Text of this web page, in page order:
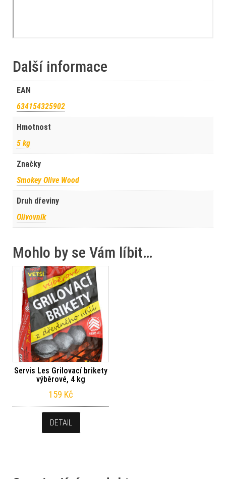
Další informace
EAN
634154325902
Hmotnost
5 kg
Značky
Smokey Olive Wood
Druh dřeviny
Olivovník
Mohlo by se Vám líbit…
Servis Les Grilovací brikety
výběrové, 4 kg
159 Kč
DETAIL